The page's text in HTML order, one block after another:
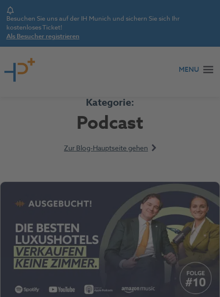
Notice
Besuchen Sie uns auf der IH Munich und sichern Sie sich Ihr
kostenloses Ticket!
Als Besucher registrieren
MENU
Kategorie:
Podcast
Zur Blog-Hauptseite gehen